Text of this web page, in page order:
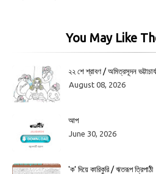
You May Like
২২ শে শ্রাবণ / অমিত্রসূদন ভট্টাচার্য
August 08, 2026
আপ
June 30, 2026
'ক' দিয়ে কারিকুরি / ঋতরূপ ত্রিপাঠী